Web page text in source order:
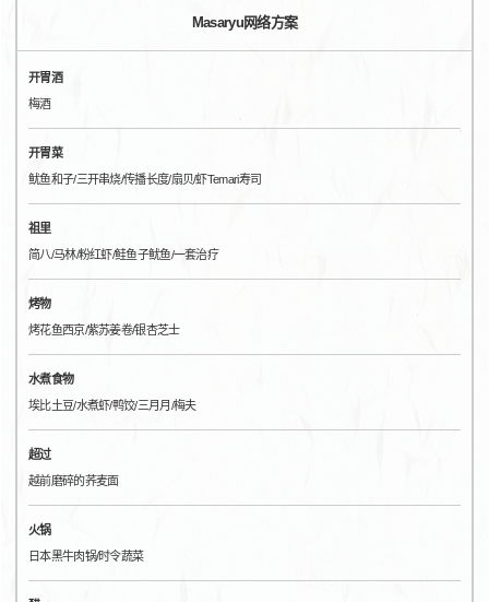
Masaryu网络方案
开胃酒
梅酒
开胃菜
鱿鱼和子/三开串烧/传播长度/扇贝/虾Temari寿司
祖里
简八/马林/粉红虾/鲑鱼子鱿鱼/一套治疗
烤物
烤花鱼西京/紫苏姜卷/银杏芝士
水煮食物
埃比土豆/水煮虾/鸭饺/三月月/梅夫
超过
越前磨碎的荞麦面
火锅
日本黑牛肉锅/时令蔬菜